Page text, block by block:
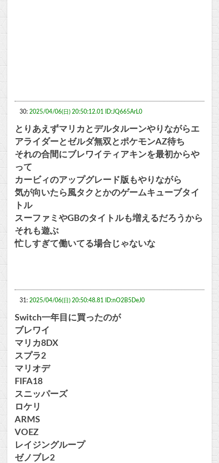
30: 2025/04/06(日) 20:50:12.01 ID:JQ665ArL0
とりあえずマリカとデルタルーンやりながらエ
アライダーとゼルダ無双とポケモンAZ待ち
それの合間にブレワイティアキンを最初からや
って
カービィのアップグレード版もやりながら
気が向いたら風タクとかのゲームキューブタイ
トル
スーファミやGBのタイトルも増えるだろうから
それも遊ぶ
忙しすぎて働いてる場合じゃないな
31: 2025/04/06(日) 20:50:48.81 ID:nO2B5DeJ0
Switch一年目に買ったのが
ブレワイ
マリカ8DX
スプラ2
マリオデ
FIFA18
スニッパーズ
ロケリ
ARMS
VOEZ
レイジングループ
ゼノブレ2